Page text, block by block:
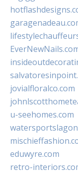
jovialfloralco.com
u-seehomes.com
eduwyre.com
retro-